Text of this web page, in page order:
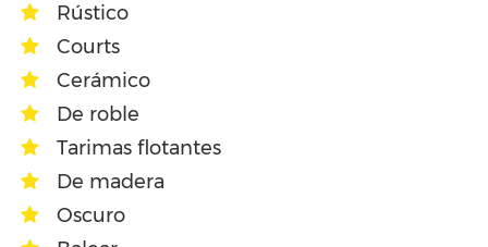
Rústico
Courts
Cerámico
De roble
Tarimas flotantes
De madera
Oscuro